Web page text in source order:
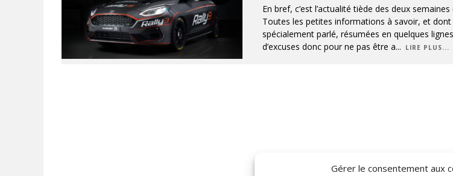
Gérer le consentement aux
En bref, c’est l’actualité tiède des deux semaines
Toutes les petites informations à savoir, et dont
spécialement parlé, résumées en quelques
d’excuses donc pour ne pas être a... LIRE PLUS...